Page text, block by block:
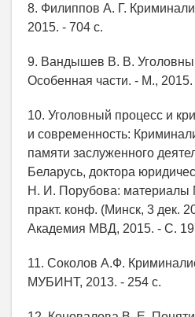
8. Филиппов А. Г.
2015. - 704 c.
9. Вандышев В. В.
Особенная части. - М., 2015.
10. Уголовный процесс и
и современность:
памяти заслуженного
Беларусь, доктора
Н. И. Порубова: материалы
практ. конф. (Минск, 3 дек.
Академия МВД, 2015. - С.
11. Соколов А.Ф.
МУБИНТ, 2013. - 254 c.